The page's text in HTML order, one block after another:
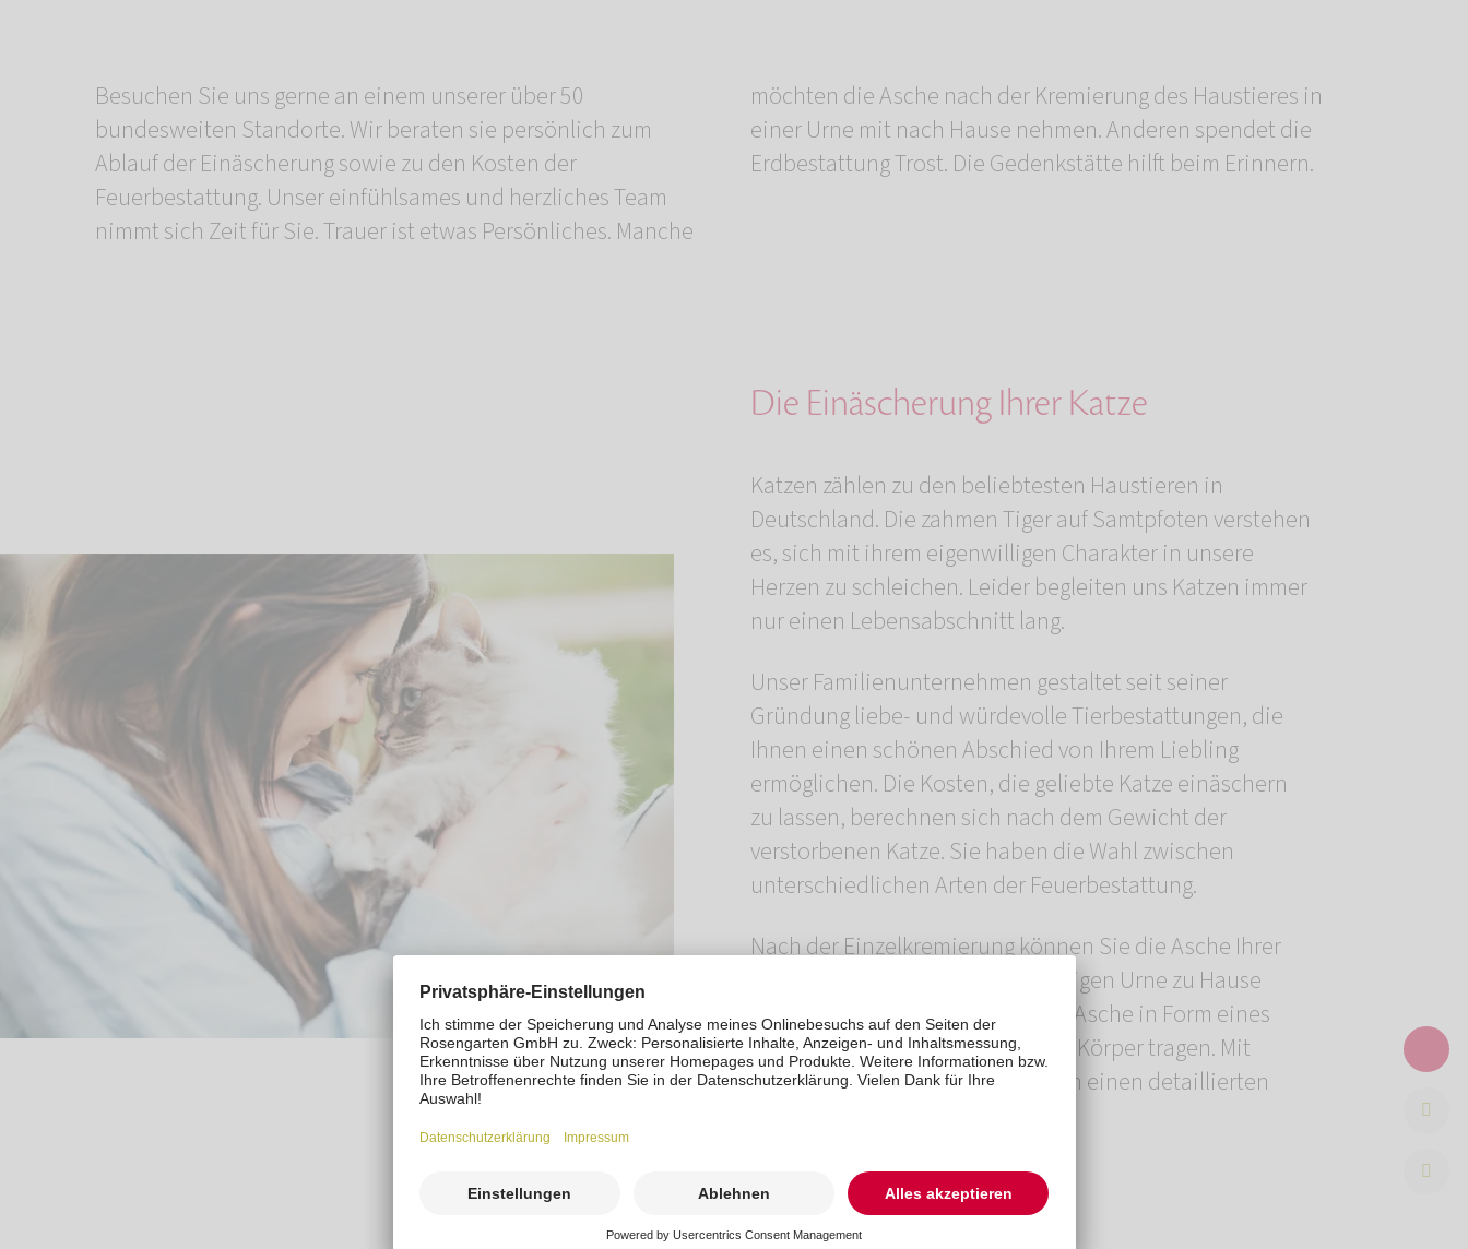
Besuchen Sie uns gerne an einem unserer über 50
bundesweiten Standorte. Wir beraten sie persönlich zum
Ablauf der Einäscherung sowie zu den Kosten der
Feuerbestattung. Unser einfühlsames und herzliches Team
nimmt sich Zeit für Sie. Trauer ist etwas Persönliches. Manche
möchten die Asche nach der Kremierung des Haustieres in
einer Urne mit nach Hause nehmen. Anderen spendet die
Erdbestattung Trost. Die Gedenkstätte hilft beim Erinnern.
Die Einäscherung Ihrer Katze
Katzen zählen zu den beliebtesten Haustieren in
Deutschland. Die zahmen Tiger auf Samtpfoten verstehen
es, sich mit ihrem eigenwilligen Charakter in unsere
Herzen zu schleichen. Leider begleiten uns Katzen immer
nur einen Lebensabschnitt lang.
Unser Familienunternehmen gestaltet seit seiner
Gründung liebe- und würdevolle Tierbestattungen, die
Ihnen einen schönen Abschied von Ihrem Liebling
ermöglichen. Die Kosten, die geliebte Katze einäschern
zu lassen, berechnen sich nach dem Gewicht der
verstorbenen Katze. Sie haben die Wahl zwischen
unterschiedlichen Arten der Feuerbestattung.
Nach der Einzelkremierung können Sie die Asche Ihrer
geliebten Katze in einer einzigartigen Urne zu Hause
aufbewahren oder einen Teil der Asche in Form eines
individuellen Schmuckstücks am Körper tragen. Mit
unserer Preisliste geben wir Ihnen einen detaillierten